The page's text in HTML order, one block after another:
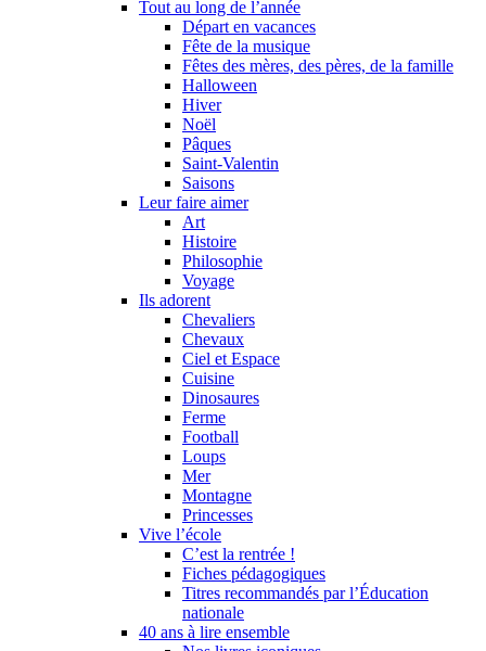
Tout au long de l’année
Départ en vacances
Fête de la musique
Fêtes des mères, des pères, de la famille
Halloween
Hiver
Noël
Pâques
Saint-Valentin
Saisons
Leur faire aimer
Art
Histoire
Philosophie
Voyage
Ils adorent
Chevaliers
Chevaux
Ciel et Espace
Cuisine
Dinosaures
Ferme
Football
Loups
Mer
Montagne
Princesses
Vive l’école
C’est la rentrée !
Fiches pédagogiques
Titres recommandés par l’Éducation
nationale
40 ans à lire ensemble